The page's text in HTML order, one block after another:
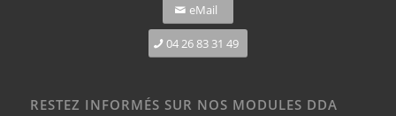
eMail
04 26 83 31 49
RESTEZ INFORMÉS SUR NOS MODULES DDA